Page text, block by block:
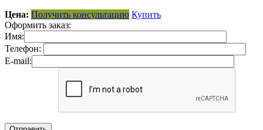
Цена: Получить консультацию Купить
Оформить заказ:
Имя:
Телефон:
E-mail: